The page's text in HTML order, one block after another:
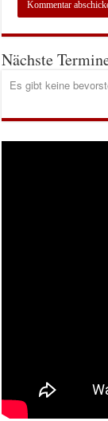
Nächste
Es gibt keine